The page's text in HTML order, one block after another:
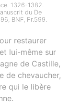
1326-1382.
du De
BNF, Fr.599.
restaurer
lui-même sur
de Castille,
de chevaucher,
qui le libère